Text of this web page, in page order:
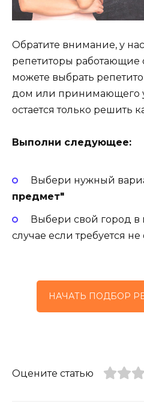
Обратите внимание, у
репетиторы работающие
можете выбрать
дом или принимающего
остается только решить
Выполни следующее:
Выбери нужный
предмет"
Выбери свой город в
случае если требуется
НАЧАТЬ ПОДБОР
Оцените статью